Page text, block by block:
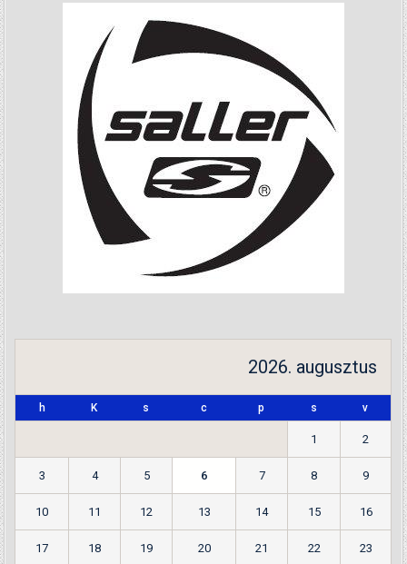
2026. augusztus
h K s c p s v
1 2
3 4 5 6 7 8 9
10 11 12 13 14 15 16
17 18 19 20 21 22 23